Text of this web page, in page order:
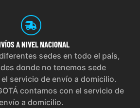
A NIVEL NACIONAL
sedes en todo el país,
donde no tenemos sede
servicio de envío a domicilio.
contamos con el servicio de
a domicilio.